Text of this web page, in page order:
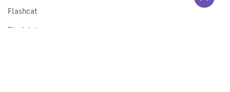
Flashcat
Flashduty